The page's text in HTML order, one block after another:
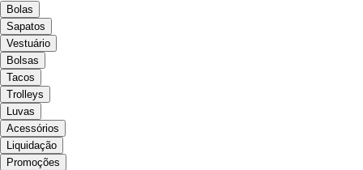
Bolas
Sapatos
Vestuário
Bolsas
Tacos
Trolleys
Luvas
Acessórios
Liquidação
Promoções